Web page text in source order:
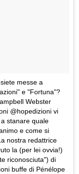
messe a
e "Fortuna"?
Webster
@hopedizioni vi
stanare quale
e come si
nostra redattrice
la (per lei ovvia!)
riconosciuta") di
buffe di Pénélope